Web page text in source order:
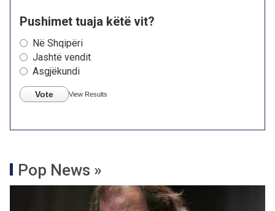
Pushimet tuaja këtë vit?
Në Shqipëri
Jashtë vendit
Asgjëkundi
Vote View Results
Pop News »